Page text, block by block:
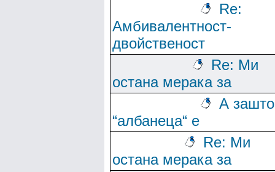
Re:
Амбивалентност-
двойственост
Re: Ми
остана мерака за
А зашто
“албанеца“ е
Re: Ми
остана мерака за